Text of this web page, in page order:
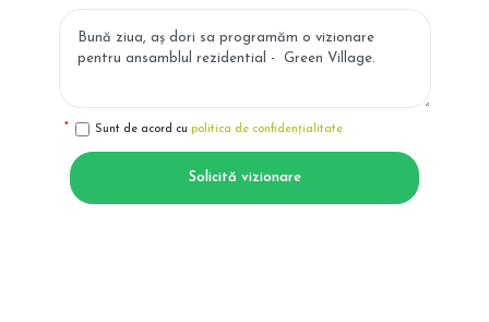
Sunt de acord cu politica de confidențialitate
Solicită vizionare